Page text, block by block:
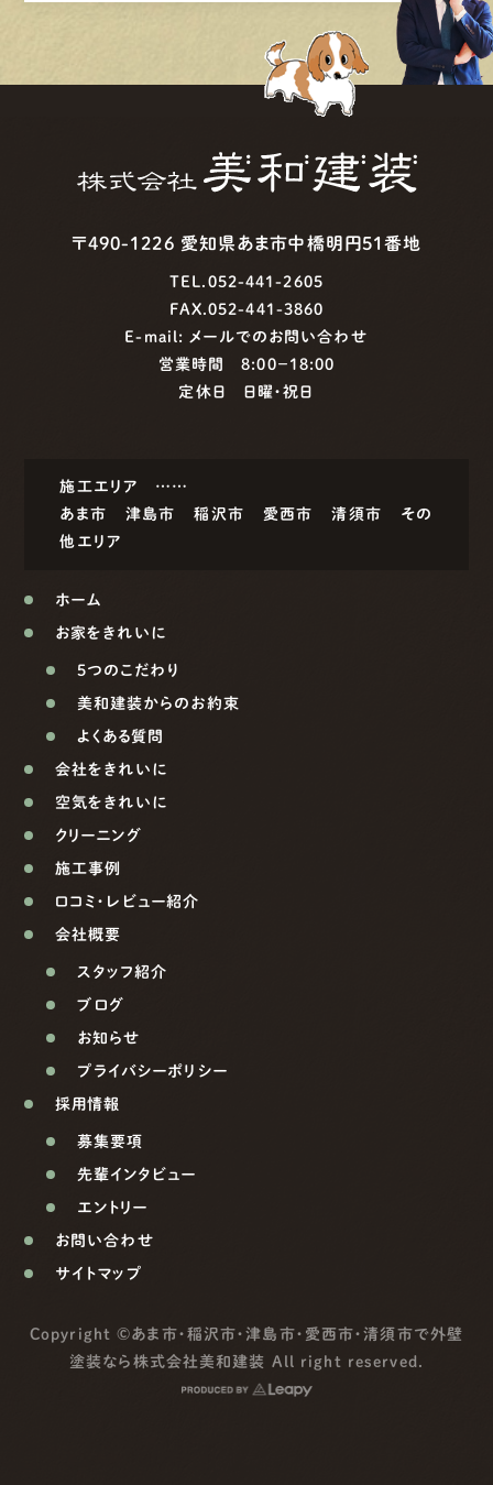
〒490-1226 愛知県あま市中橋明円51番地
TEL.052-441-2605
FAX.052-441-3860
E-mail: メールでのお問い合わせ
営業時間 8:00−18:00
定休日 日曜・祝日
施工エリア ……
あま市
津島市 稲沢市 愛西市 清須市
その
他エリア
ホーム
お家をきれいに
5つのこだわり
美和建装からのお約束
よくある質問
会社をきれいに
空気をきれいに
クリーニング
施工事例
口コミ・レビュー紹介
会社概要
スタッフ紹介
ブログ
お知らせ
プライバシーポリシー
採用情報
募集要項
先輩インタビュー
エントリー
お問い合わせ
サイトマップ
Copyright ©あま市・稲沢市・津島市・愛西市・清須市で外壁
塗装なら株式会社美和建装 All right reserved.